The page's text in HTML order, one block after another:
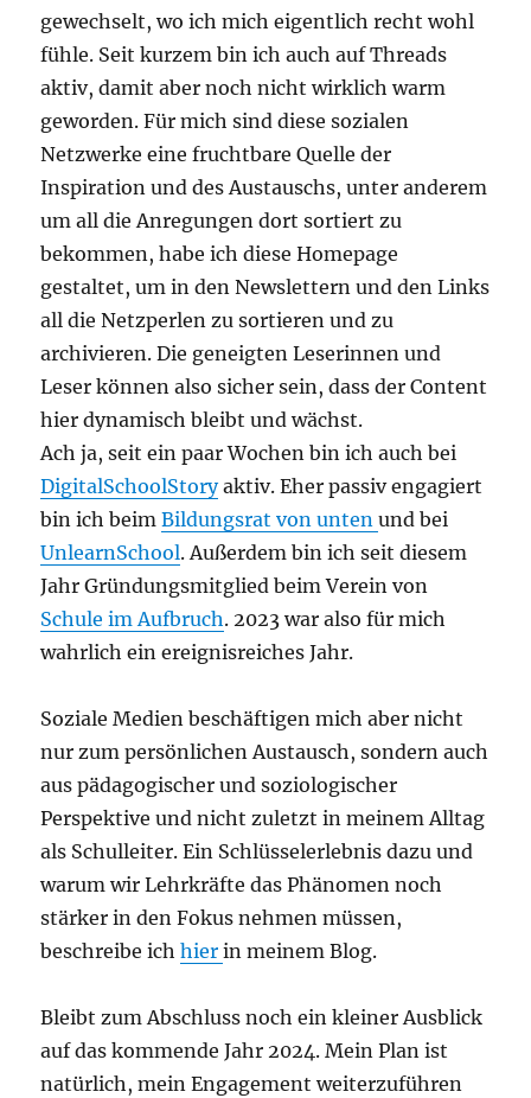
gewechselt, wo ich mich eigentlich recht wohl
fühle. Seit kurzem bin ich auch auf Threads
aktiv, damit aber noch nicht wirklich warm
geworden. Für mich sind diese sozialen
Netzwerke eine fruchtbare Quelle der
Inspiration und des Austauschs, unter anderem
um all die Anregungen dort sortiert zu
bekommen, habe ich diese Homepage
gestaltet, um in den Newslettern und den Links
all die Netzperlen zu sortieren und zu
archivieren. Die geneigten Leserinnen und
Leser können also sicher sein, dass der Content
hier dynamisch bleibt und wächst.
Ach ja, seit ein paar Wochen bin ich auch bei
DigitalSchoolStoryaktiv. Eher passiv engagiert
bin ich beimBildungsrat von untenund bei
UnlearnSchool. Außerdem bin ich seit diesem
Jahr Gründungsmitglied beim Verein von
Schule im Aufbruch. 2023 war also für mich
wahrlich ein ereignisreiches Jahr.
Soziale Medien beschäftigen mich aber nicht
nur zum persönlichen Austausch, sondern auch
aus pädagogischer und soziologischer
Perspektive und nicht zuletzt in meinem Alltag
als Schulleiter. Ein Schlüsselerlebnis dazu und
warum wir Lehrkräfte das Phänomen noch
stärker in den Fokus nehmen müssen,
beschreibe ichhierin meinem Blog.
Bleibt zum Abschluss noch ein kleiner Ausblick
auf das kommende Jahr 2024. Mein Plan ist
natürlich, mein Engagement weiterzuführen